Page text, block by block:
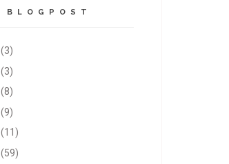
B L O G P O S T
(3)
(3)
(8)
(9)
(11)
(59)